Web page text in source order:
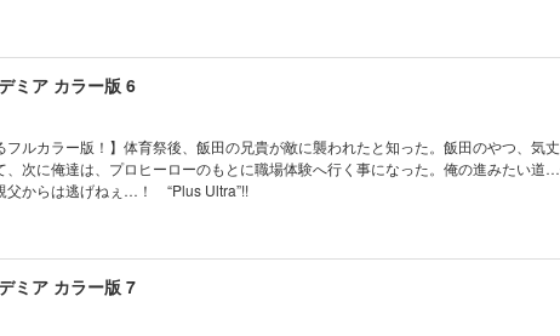
ミア カラー版 6
フルカラー版！】体育祭後、飯田の兄貴が敵に襲われたと知った。飯田のやつ、気
次に俺達は、プロヒーローのもとに職場体験へ行く事になった。俺の進みたい道
父からは逃げねぇ…！ “Plus Ultra”!!
ミア カラー版 7